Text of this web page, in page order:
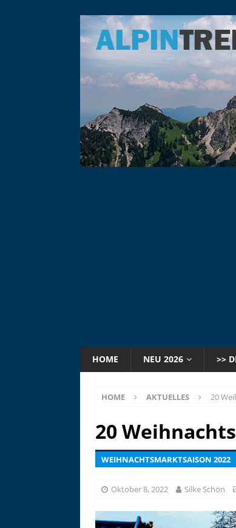
HOME NEU 2026 >>
HOME AKTUELLES 20
20
WEIHNACHTSMARKTSAISON 2022
Oktober 8, 2022 Silke Schön